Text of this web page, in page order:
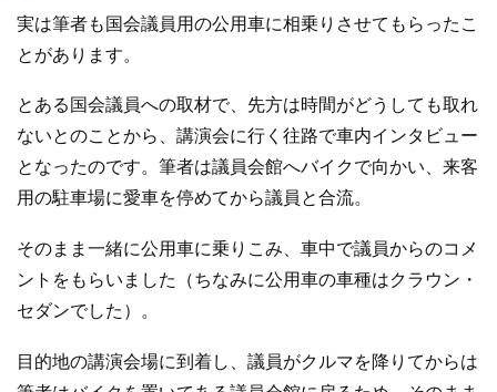
実は筆者も国会議員用の公用車に相乗りさせてもらったこ
とがあります。
とある国会議員への取材で、先方は時間がどうしても取れ
ないとのことから、講演会に行く往路で車内インタビュー
となったのです。筆者は議員会館へバイクで向かい、来客
用の駐車場に愛車を停めてから議員と合流。
そのまま一緒に公用車に乗りこみ、車中で議員からのコメ
ントをもらいました（ちなみに公用車の車種はクラウン・
セダンでした）。
目的地の講演会場に到着し、議員がクルマを降りてからは